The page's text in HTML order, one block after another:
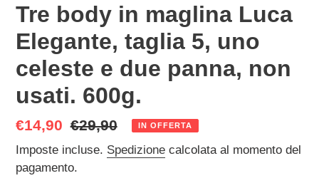
Tre body in maglina Luca
Elegante, taglia 5, uno
celeste e due panna, non
usati. 600g.
Prezzo
scontato
€14,90 Prezzo
di
listino
€29,90 IN OFFERTA
Imposte incluse. Spedizione calcolata al momento del
pagamento.